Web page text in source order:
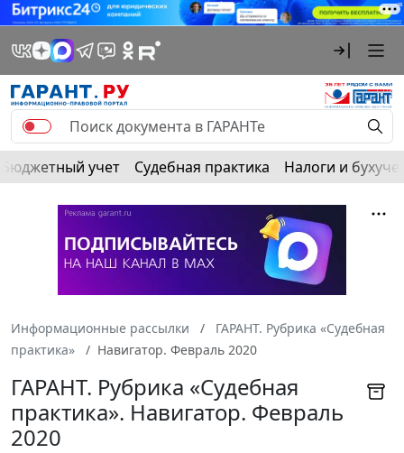
Бюджетный учет Судебная практика Налоги и
Информационные рассылки
ГАРАНТ. Рубрика «Судебная
практика»
Навигатор. Февраль 2020
ГАРАНТ. Рубрика «Судебная
практика». Навигатор. Февраль
2020